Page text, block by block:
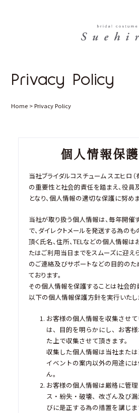
Privacy Policy
Home >Privacy Policy
個 人情報保護
当社ブライダルコスチューム スエヒロ
の重要性と社会的責任を踏まえ、役
となり、個人情報の適切な保護に努めま
当社が取り扱う個人情報は、毎年開催
で、ダイレクトメールを発送する為のも
頂く氏名、住所、TELなどの個人情報
たはご利用当日までをスムーズに迎え
のご連絡及びサポートなどの目的の
ております。
その個人情報を保護することは社会的
以下の個人情報保護方針を実行いたし
お客様の個人情報を収集させ
は、目的を明らかにし、お客
た上で収集させて頂きます。
収集した個人情報は当社また
イベントの案内以外の用途に
ん。
お客様の個人情報は厳格に管
ス・紛失・破壊、改ざん及び
びに是正する為の措置を講じま